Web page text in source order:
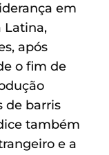
em
Latina,
após
o fim de
de barris
também
e a